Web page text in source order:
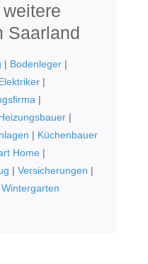
Saarland
| Bodenleger|
|
|
|
| Küchenbauer
Home|
| Versicherungen |
Wintergarten